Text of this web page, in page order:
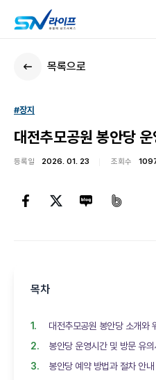
목록으로
#장지
대전추모공원 봉안당
등록일 2026. 01. 23 조회수
목차
대전추모공원 봉안당 소개와
봉안당 운영시간 및 방문 유
봉안당 예약 방법과 절차 안내